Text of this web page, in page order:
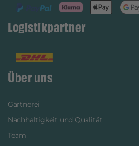
Logistikpartner
Über uns
Gärtnerei
Nachhaltigkeit und Qualität
Team